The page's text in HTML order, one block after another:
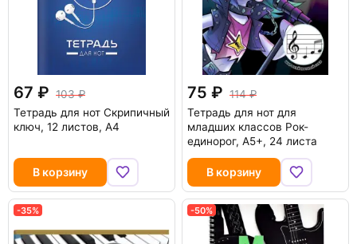
67
103
Тетрадь для нот Скрипичный
ключ, 12 листов, А4
В корзину
75
114
Тетрадь для нот для
младших классов Рок-
единорог, А5+, 24 листа
В корзину
-35% -50%